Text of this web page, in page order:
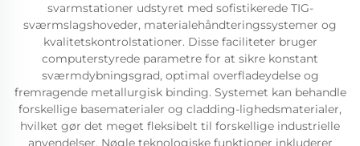
svarmstationer udstyret med sofistikerede TIG-
sværmslagshoveder, materialehåndteringssystemer og
kvalitetskontrolstationer. Disse faciliteter bruger
computerstyrede parametre for at sikre konstant
sværmdybningsgrad, optimal overfladeydelse og
fremragende metallurgisk binding. Systemet kan behandle
forskellige basematerialer og cladding-lighedsmaterialer,
hvilket gør det meget fleksibelt til forskellige industrielle
anvendelser. Nøgle teknologiske funktioner inkluderer